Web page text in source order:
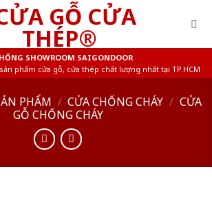
SHOWROOM SAIGONDOOR
phẩm cửa gỗ, cửa thép chất lượng nhất tại TP.HCM
PHẨM / CỬA CHỐNG CHÁY / CỬA
GỖ CHỐNG CHÁY